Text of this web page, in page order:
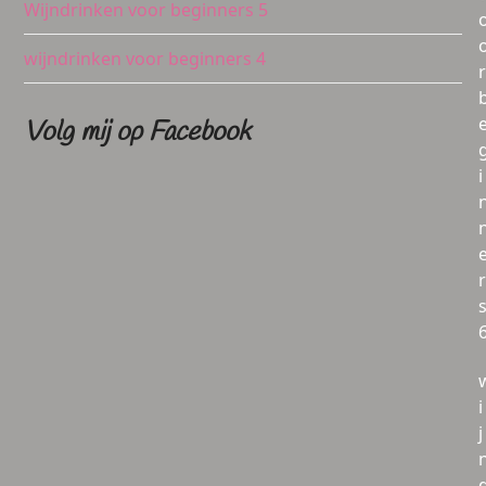
Wijndrinken voor beginners 5
wijndrinken voor beginners 4
Volg mij op Facebook
r
i
r
s
i
j